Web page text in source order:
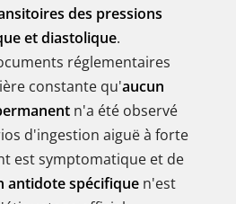
des pressions
et diastolique.
réglementaires
constante qu'aucun
n'a été observé
d'ingestion aiguë à forte
est symptomatique et de
antidote spécifique n'est